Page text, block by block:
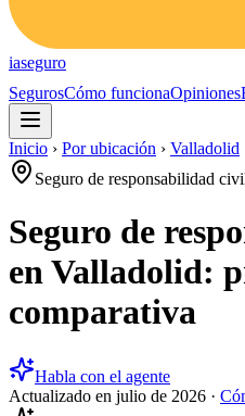
iaseguro
SegurosCómo funcionaOpiniones
Inicio › Por ubicación › Valladolid
Seguro de responsabilidad
Seguro de
en Valladolid:
comparativa
Habla con el agente
Actualizado en julio de 2026 ·